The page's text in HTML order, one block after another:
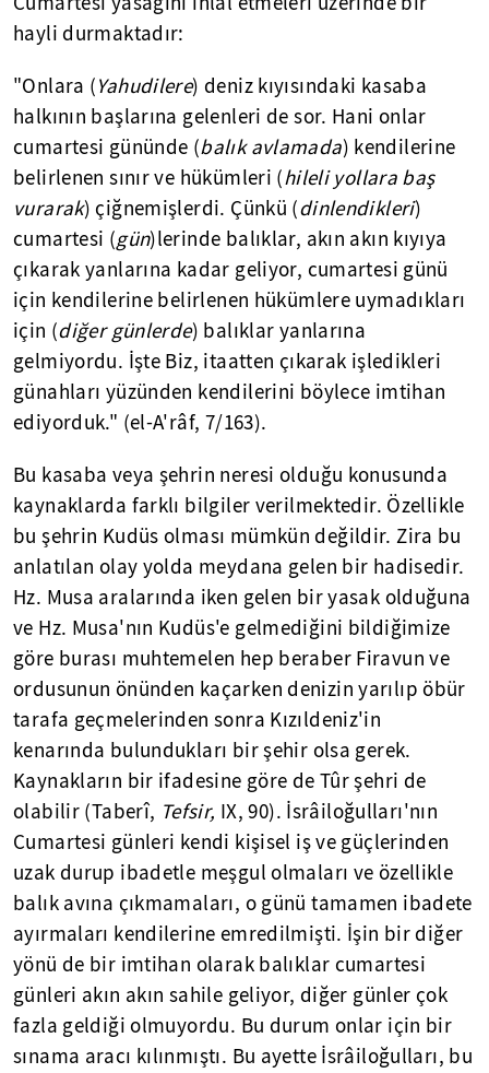
hayli durmaktadır:
"Onlara (Yahudilere) deniz kıyısındaki kasaba
halkının başlarına gelenleri de sor. Hani onlar
cumartesi gününde (balık avlamada) kendilerine
belirlenen sınır ve hükümleri (hileli yollara baş
vurarak) çiğnemişlerdi. Çünkü (dinlendikleri)
cumartesi (gün)lerinde balıklar, akın akın kıyıya
çıkarak yanlarına kadar geliyor, cumartesi günü
için kendilerine belirlenen hükümlere uymadıkları
için (diğer günlerde) balıklar yanlarına
gelmiyordu. İşte Biz, itaatten çıkarak işledikleri
günahları yüzünden kendilerini böylece imtihan
ediyorduk." (el-A'râf, 7/163).
Bu kasaba veya şehrin neresi olduğu konusunda
kaynaklarda farklı bilgiler verilmektedir. Özellikle
bu şehrin Kudüs olması mümkün değildir. Zira bu
anlatılan olay yolda meydana gelen bir hadisedir.
Hz. Musa aralarında iken gelen bir yasak olduğuna
ve Hz. Musa'nın Kudüs'e gelmediğini bildiğimize
göre burası muhtemelen hep beraber Firavun ve
ordusunun önünden kaçarken denizin yarılıp öbür
tarafa geçmelerinden sonra Kızıldeniz'in
kenarında bulundukları bir şehir olsa gerek.
Kaynakların bir ifadesine göre de Tûr şehri de
olabilir (Taberî, Tefsir, IX, 90). İsrâiloğulları'nın
Cumartesi günleri kendi kişisel iş ve güçlerinden
uzak durup ibadetle meşgul olmaları ve özellikle
balık avına çıkmamaları, o günü tamamen ibadete
ayırmaları kendilerine emredilmişti. İşin bir diğer
yönü de bir imtihan olarak balıklar cumartesi
günleri akın akın sahile geliyor, diğer günler çok
fazla geldiği olmuyordu. Bu durum onlar için bir
sınama aracı kılınmıştı. Bu ayette İsrâiloğulları, bu